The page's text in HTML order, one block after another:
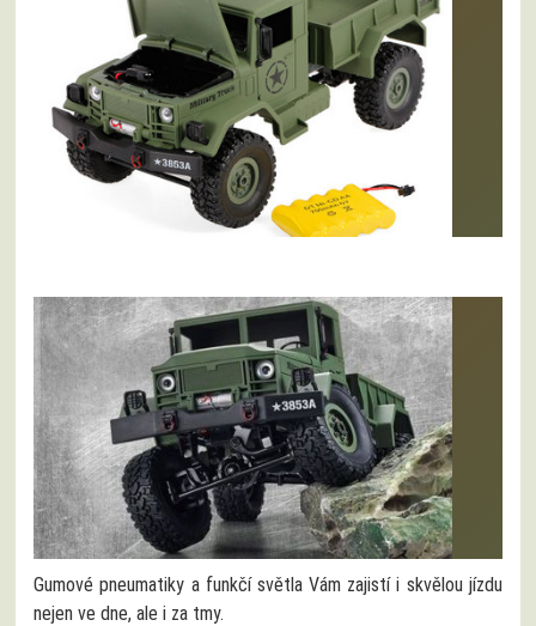
Gumové pneumatiky a funkčí světla Vám zajistí i skvělou jízdu
nejen ve dne, ale i za tmy.